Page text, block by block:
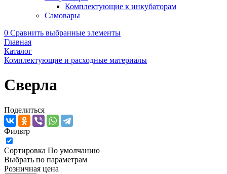
Комплектующие к инкубаторам
Самовары
0 Сравнить выбранные элементы
Главная
Каталог
Комплектующие и расходные материалы
Сверла
Поделиться
Фильтр
Сортировка По умолчанию
Выбрать по параметрам
Розничная цена